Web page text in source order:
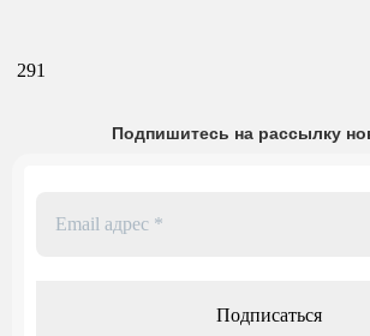
291
Подпишитесь на рассылку